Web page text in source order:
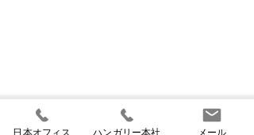
日本オフィス ハンガリー本社 メール